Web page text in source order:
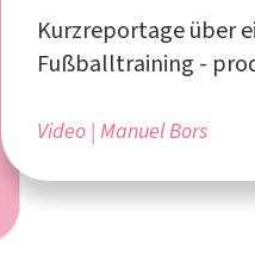
Kurzreportage über
Fußballtraining -
Video Manuel Bors